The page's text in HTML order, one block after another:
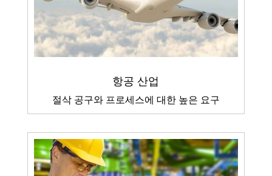
항공 산업
절삭 공구와 프로세스에 대한 높은 요구